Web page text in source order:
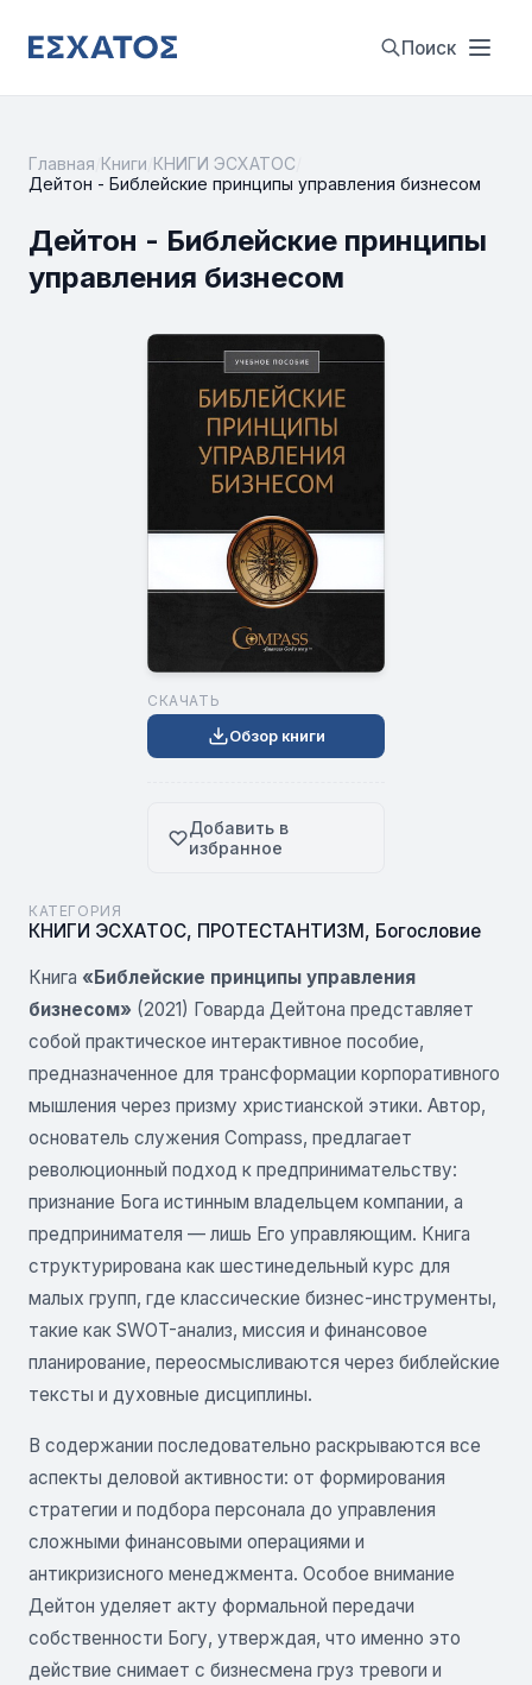
Поиск
Главная Книги КНИГИ ЭСХАТОС
Дейтон - Библейские принципы управления бизнесом
Дейтон - Библейские принципы
управления бизнесом
СКАЧАТЬ
Обзор книги
Добавить в
избранное
КАТЕГОРИЯ
КНИГИ ЭСХАТОС, ПРОТЕСТАНТИЗМ, Богословие
Книга «Библейские принципы управления
бизнесом» (2021) Говарда Дейтона представляет
собой практическое интерактивное пособие,
предназначенное для трансформации корпоративного
мышления через призму христианской этики. Автор,
основатель служения Compass, предлагает
революционный подход к предпринимательству:
признание Бога истинным владельцем компании, а
предпринимателя — лишь Его управляющим. Книга
структурирована как шестинедельный курс для
малых групп, где классические бизнес-инструменты,
такие как SWOT-анализ, миссия и финансовое
планирование, переосмысливаются через библейские
тексты и духовные дисциплины.
В содержании последовательно раскрываются все
аспекты деловой активности: от формирования
стратегии и подбора персонала до управления
сложными финансовыми операциями и
антикризисного менеджмента. Особое внимание
Дейтон уделяет акту формальной передачи
собственности Богу, утверждая, что именно это
действие снимает с бизнесмена груз тревоги и